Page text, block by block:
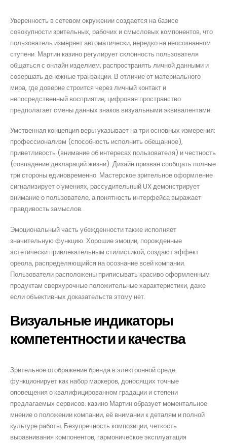
Уверенность в сетевом окружении создается на базисе
совокупности зрительных, рабочих и смысловых компонентов, что
пользователь измеряет автоматически, нередко на неосознанном
ступени. Мартин казино регулирует склонность пользователя
общаться с онлайн изделием, распространять личной данными и
совершать денежные транзакции. В отличие от материального
мира, где доверие строится через личный контакт и
непосредственный восприятие, цифровая пространство
предполагает смены данных знаков визуальными эквивалентами.
Умственная концепция веры указывает на три основных измерения:
профессионализм (способность исполнить обещанное),
приветливость (внимание об интересах пользователя) и честность
(совпадение деклараций жизни). Дизайн призван сообщать полные
три стороны единовременно. Мастерское зрительное оформление
сигнализирует о умениях, рассудительный UX демонстрирует
внимание о пользователе, а понятность интерфейса выражает
правдивость замыслов.
Эмоциональный часть убежденности также исполняет
значительную функцию. Хорошие эмоции, порожденные
эстетически привлекательным стилистикой, создают эффект
ореола, распределяющийся на осознание всей компании.
Пользователи расположены приписывать красиво оформленным
продуктам сверхурочные положительные характеристики, даже
если объективных доказательств этому нет.
Визуальные индикаторы
компетентности и качества
Зрительное отображение бренда в электронной среде
функционирует как набор маркеров, доносящих точные
оповещения о квалифицированном градации и степени
предлагаемых сервисов. казино Мартин образует моментальное
мнение о положении компании, её внимании к деталям и полной
культуре работы. Безупречность композиции, четкость
выравнивания компонентов, гармоническое эксплуатация